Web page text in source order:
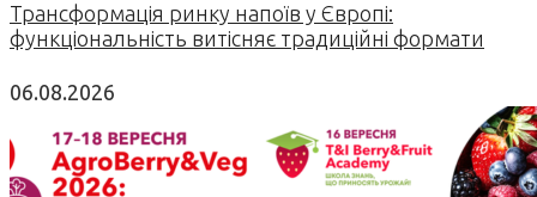
Трансформація ринку напоїв у Європі:
функціональність витісняє традиційні формати
06.08.2026